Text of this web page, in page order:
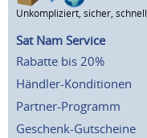
Unkompliziert, sicher, schnell
Sat Nam Service
Rabatte bis 20%
Händler-Konditionen
Partner-Programm
Geschenk-Gutscheine